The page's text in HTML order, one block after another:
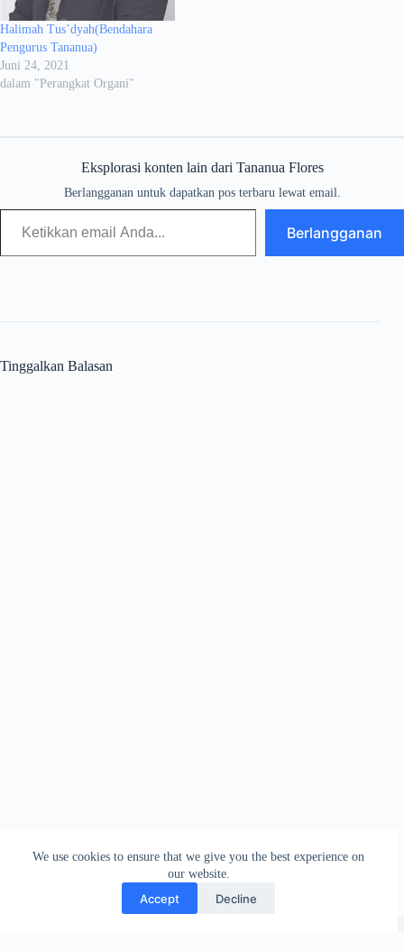
We use cookies to ensure that we give you the best experience on
our website.
Accept Decline
Halimah Tus’dyah(Bendahara
Pengurus Tananua)
Juni 24, 2021
dalam "Perangkat Organi"
Eksplorasi konten lain dari Tananua Flores
Berlangganan untuk dapatkan pos terbaru lewat email.
Berlangganan
Tinggalkan Balasan